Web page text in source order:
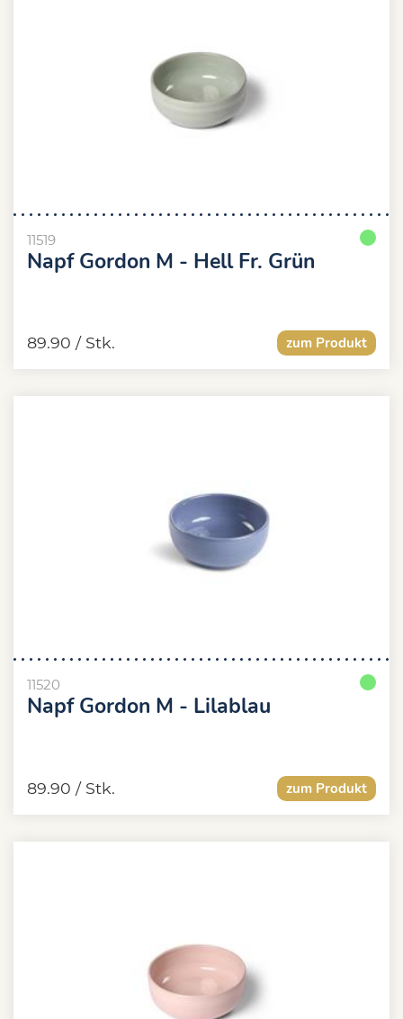
11519
Napf Gordon M - Hell Fr. Grün
zum Produkt
89.90 / Stk.
11520
Napf Gordon M - Lilablau
zum Produkt
89.90 / Stk.